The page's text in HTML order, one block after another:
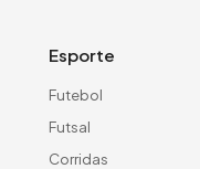
Esporte
Futebol
Futsal
Corridas